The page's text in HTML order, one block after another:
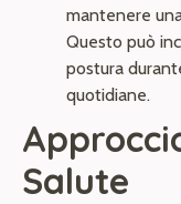
mantenere
Questo può
postura
quotidiane.
Salute